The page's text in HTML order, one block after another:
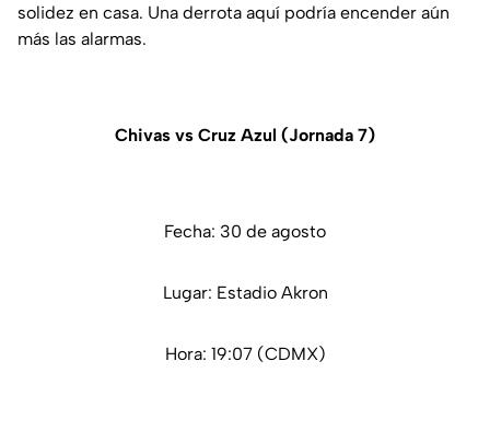
solidez en casa. Una derrota aquí podría encender aún
más las alarmas.
Chivas vs Cruz Azul (Jornada 7)
Fecha: 30 de agosto
Lugar: Estadio Akron
Hora: 19:07 (CDMX)